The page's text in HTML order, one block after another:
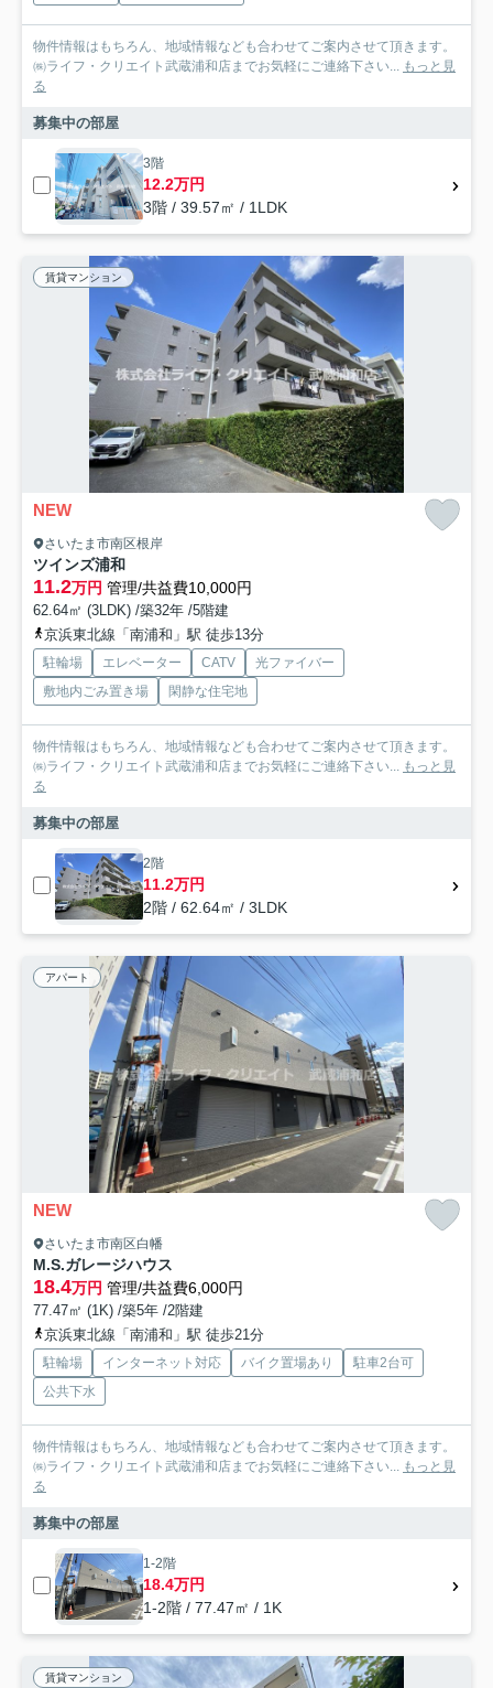
物件情報はもちろん、地域情報なども合わせてご案内させて頂きます。
㈱ライフ・クリエイト武蔵浦和店までお気軽にご連絡下さい...
もっと見
る
募集中の部屋
3階
12.2万円
3階 / 39.57㎡ / 1LDK
賃貸マンション
NEW
さいたま市南区根岸
ツインズ浦和
11.2万円 管理/共益費10,000円
62.64㎡ (3LDK) /築32年 /5階建
京浜東北線「南浦和」駅 徒歩13分
駐輪場 エレベーター CATV
光ファイバー
敷地内ごみ置き場
閑静な住宅地
物件情報はもちろん、地域情報なども合わせてご案内させて頂きます。
㈱ライフ・クリエイト武蔵浦和店までお気軽にご連絡下さい...
もっと見
る
募集中の部屋
2階
11.2万円
2階 / 62.64㎡ / 3LDK
アパート
NEW
さいたま市南区白幡
M.S.ガレージハウス
18.4万円 管理/共益費6,000円
77.47㎡ (1K) /築5年 /2階建
京浜東北線「南浦和」駅 徒歩21分
駐輪場 インターネット対応 バイク置場あり
駐車2台可
公共下水
物件情報はもちろん、地域情報なども合わせてご案内させて頂きます。
㈱ライフ・クリエイト武蔵浦和店までお気軽にご連絡下さい...
もっと見
る
募集中の部屋
1-2階
18.4万円
1-2階 / 77.47㎡ / 1K
賃貸マンション